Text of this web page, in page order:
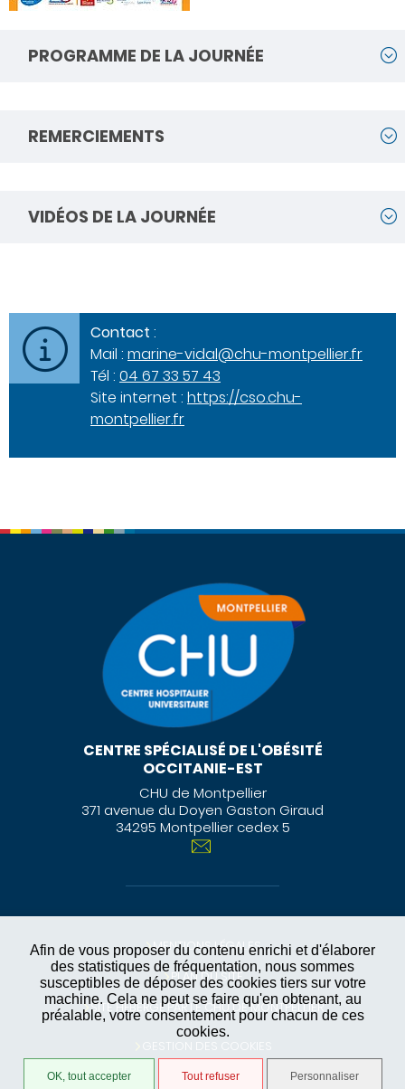
Afin de vous proposer du contenu enrichi et d'élaborer
des statistiques de fréquentation, nous sommes
susceptibles de déposer des cookies tiers sur votre
machine. Cela ne peut se faire qu'en obtenant, au
préalable, votre consentement pour chacun de ces
cookies.
OK, tout accepter Tout refuser Personnaliser
PROGRAMME DE LA JOURNÉE
REMERCIEMENTS
VIDÉOS DE LA JOURNÉE
Contact :
Mail : marine-vidal@chu-montpellier.fr
Tél : 04 67 33 57 43
Site internet : https://cso.chu-
montpellier.fr
CENTRE SPÉCIALISÉ DE L'OBÉSITÉ
OCCITANIE-EST
CHU de Montpellier
371 avenue du Doyen Gaston Giraud
34295 Montpellier cedex 5
MENTIONS LÉGALES
PLAN DU SITE
SITE HÉBERGÉ PAR LE CHU DE MONTPELLIER
GESTION DES COOKIES